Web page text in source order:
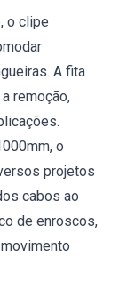
o clipe
A fita
remoção,
o
projetos
cabos ao
de enroscos,